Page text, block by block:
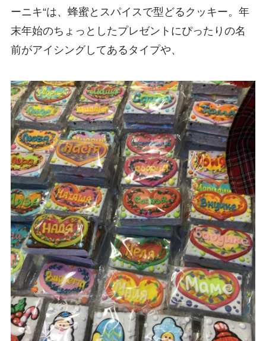
ーニキ“は、蜂蜜とスパイスで型どるクッキー。年
末年始のちょっとしたプレゼントにぴったりの名
前がアイシングしてあるタイプや、